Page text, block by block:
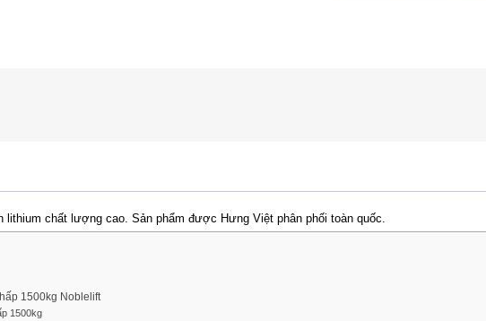
lithium chất lượng cao. Sản phẩm được Hưng Việt phân phối toàn quốc.
1500kg Noblelift
1500kg